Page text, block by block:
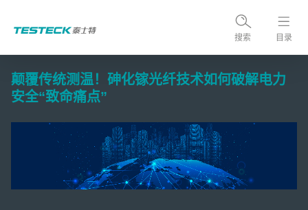
搜索 目录
颠覆传统测温！砷化镓光纤技术如何破解电力
安全“致命痛点”